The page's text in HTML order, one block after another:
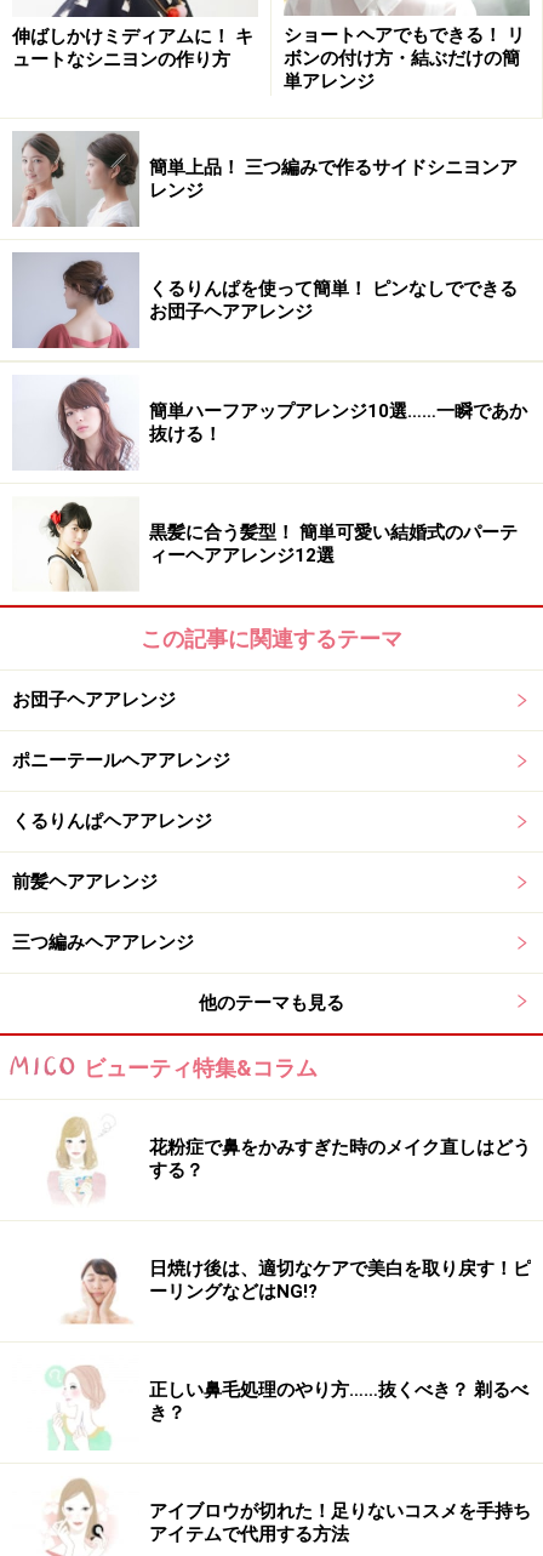
す。
あご下のボブヘア
アメピンのボブヘアアレンジにおすすめの
タイプ
顔型：すべてOK
髪質：すべてOK
毛量：やや少ない～多い
クセ：なし～ややあり
アメピンのボブヘアアレンジの方法・やり
方
ハチ上の髪をざっくりとる
1. ハチ上の髪を手ぐしでざっくり分けとります。
ゴムできつめに結ぶ
3. 画像のように、ハチ下の髪（左サイドからバックに
かけて）を3センチ幅くらい分けとります。その毛束を
ゴムの結び目の上から、右側へ持っていきます。
ゴムの結び目が隠れる
4. ゴムの結び目を超えたら2回転ねじり、結び目の横の
ことで、毛束が崩れにくくなります。
逆サイドも同様にハチ下を分けとる
伸ばしかけミディアムに！ キ
ュートなシニヨンの作り方
ショートヘアでもできる！ リ
ボンの付け方・結ぶだけの簡
単アレンジ
簡単上品！ 三つ編みで作るサイドシニヨンア
レンジ
くるりんぱを使って簡単！ ピンなしでできる
お団子ヘアアレンジ
簡単ハーフアップアレンジ10選……一瞬であか
抜ける！
黒髪に合う髪型！ 簡単可愛い結婚式のパーテ
ィーヘアアレンジ12選
この記事に関連するテーマ
お団子ヘアアレンジ
ポニーテールヘアアレンジ
くるりんぱヘアアレンジ
前髪ヘアアレンジ
三つ編みヘアアレンジ
他のテーマも見る
ビューティ特集&コラム
花粉症で鼻をかみすぎた時のメイク直しはどう
する？
日焼け後は、適切なケアで美白を取り戻す！ピ
ーリングなどはNG!?
正しい鼻毛処理のやり方……抜くべき？ 剃るべ
き？
アイブロウが切れた！足りないコスメを手持ち
アイテムで代用する方法